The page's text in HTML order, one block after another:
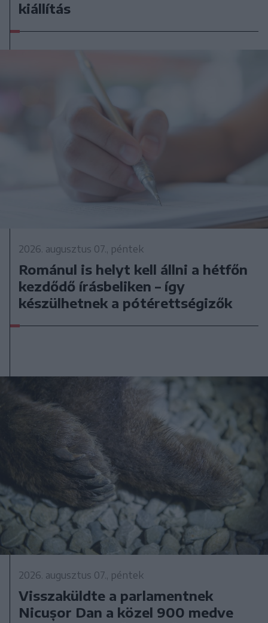
kiállítás
2026. augusztus 07., péntek
Románul is helyt kell állni a hétfőn
kezdődő írásbeliken – így
készülhetnek a pótérettségizők
2026. augusztus 07., péntek
Visszaküldte a parlamentnek
Nicușor Dan a közel 900 medve